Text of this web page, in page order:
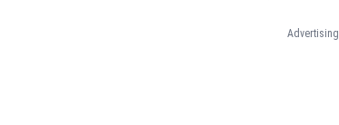
Advertising